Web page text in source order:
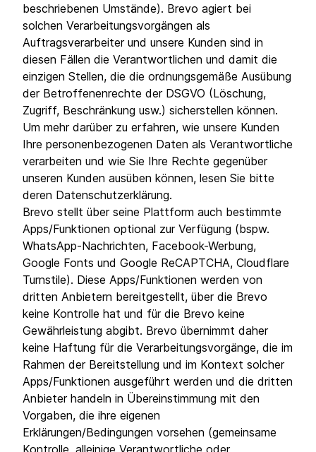
beschriebenen Umstände). Brevo agiert bei
solchen Verarbeitungsvorgängen als
Auftragsverarbeiter und unsere Kunden sind in
diesen Fällen die Verantwortlichen und damit die
einzigen Stellen, die die ordnungsgemäße Ausübung
der Betroffenenrechte der DSGVO (Löschung,
Zugriff, Beschränkung usw.) sicherstellen können.
Um mehr darüber zu erfahren, wie unsere Kunden
Ihre personenbezogenen Daten als Verantwortliche
verarbeiten und wie Sie Ihre Rechte gegenüber
unseren Kunden ausüben können, lesen Sie bitte
deren Datenschutzerklärung.
Brevo stellt über seine Plattform auch bestimmte
Apps/Funktionen optional zur Verfügung (bspw.
WhatsApp-Nachrichten, Facebook-Werbung,
Google Fonts und Google ReCAPTCHA, Cloudflare
Turnstile). Diese Apps/Funktionen werden von
dritten Anbietern bereitgestellt, über die Brevo
keine Kontrolle hat und für die Brevo keine
Gewährleistung abgibt. Brevo übernimmt daher
keine Haftung für die Verarbeitungsvorgänge, die im
Rahmen der Bereitstellung und im Kontext solcher
Apps/Funktionen ausgeführt werden und die dritten
Anbieter handeln in Übereinstimmung mit den
Vorgaben, die ihre eigenen
Erklärungen/Bedingungen vorsehen (gemeinsame
Kontrolle, alleinige Verantwortliche oder